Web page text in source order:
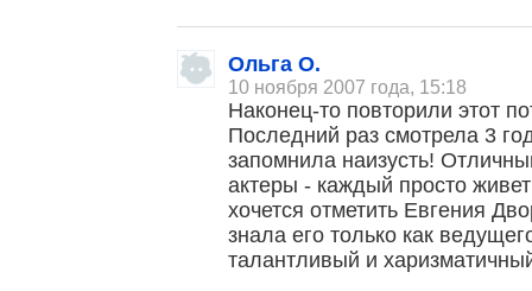
Ольга О.
10 ноября 2007 года, 15:18
Наконец-то повторили этот
Последний раз смотрела 3
запомнила наизусть!
актеры - каждый просто
хочется отметить Евгения
знала его только как
талантливый и